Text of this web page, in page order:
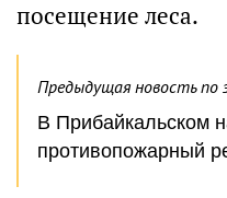
посещение леса.
Предыдущая новость
В Прибайкальском
противопожарный